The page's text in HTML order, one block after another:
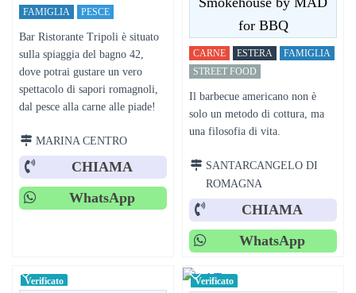
FAMIGLIA PESCE
Bar Ristorante Tripoli è situato
sulla spiaggia del bagno 42,
dove potrai gustare un vero
spettacolo di sapori romagnoli,
dal pesce alla carne alle piade!
MARINA CENTRO
CHIAMA
WhatsApp
for BBQ
CARNE ESTERA
FAMIGLIA
STREET FOOD
Il barbecue americano non è
solo un metodo di cottura, ma
una filosofia di vita.
SANTARCANGELO DI
ROMAGNA
CHIAMA
WhatsApp
Verificato Verificato